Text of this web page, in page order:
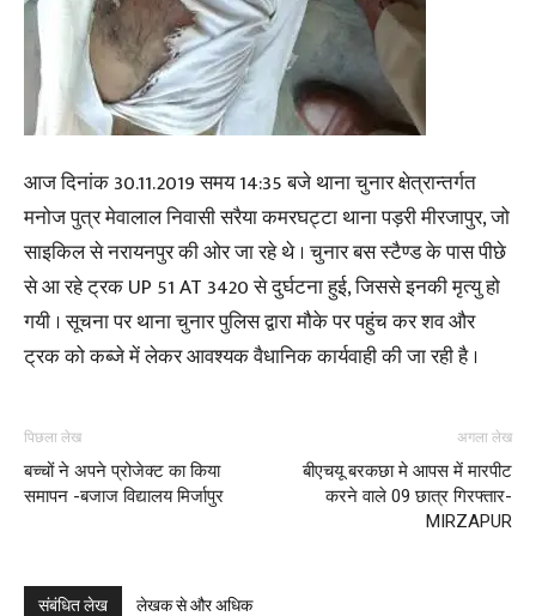
आज दिनांक 30.11.2019 समय 14:35 बजे थाना चुनार क्षेत्रान्तर्गत
मनोज पुत्र मेवालाल निवासी सरैया कमरघट्टा थाना पड़री मीरजापुर, जो
साइकिल से नरायनपुर की ओर जा रहे थे । चुनार बस स्टैण्ड के पास पीछे
से आ रहे ट्रक UP 51 AT 3420 से दुर्घटना हुई, जिससे इनकी मृत्यु हो
गयी । सूचना पर थाना चुनार पुलिस द्वारा मौके पर पहुंच कर शव और
ट्रक को कब्जे में लेकर आवश्यक वैधानिक कार्यवाही की जा रही है ।
पिछला लेख
बच्चों ने अपने प्रोजेक्ट का किया
समापन -बजाज विद्यालय मिर्जापुर
अगला लेख
बीएचयू बरकछा मे आपस में मारपीट
करने वाले 09 छात्र गिरफ्तार-
MIRZAPUR
संबंधित लेख लेखक से और अधिक